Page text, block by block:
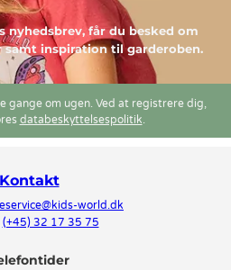
nyhedsbrev, får du besked om
samt inspiration til garderoben.
gange om ugen. Ved at registrere dig,
databeskyttelsespolitik.
Kontakt
world.dk
(+45) 32 17 35 75